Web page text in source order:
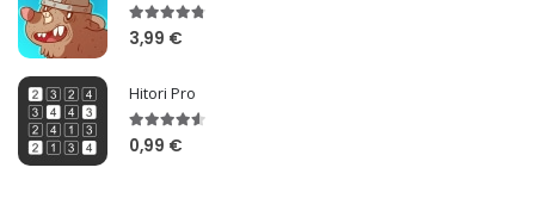
3,99 €
Hitori Pro
0,99 €